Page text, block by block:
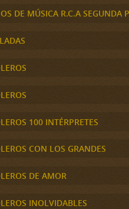
DE MÚSICA R.C.A SEGUNDA
100 INTÉRPRETES
CON LOS GRANDES
DE AMOR
INOLVIDABLES